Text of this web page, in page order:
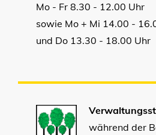
Mo - Fr 8.30 - 12.00 Uhr
sowie Mo + Mi 14.00 -
und Do 13.30 - 18.00 Uhr
während der